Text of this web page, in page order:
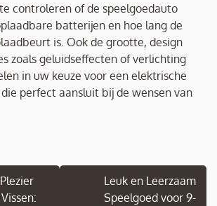
controleren of de speelgoedauto
batterijen en hoe lang de
is. Ook de grootte, design
zoals geluidseffecten of verlichting
in uw keuze voor een elektrische
perfect aansluit bij de wensen van
Leuk en Leerzaam
Speelgoed voor 9-